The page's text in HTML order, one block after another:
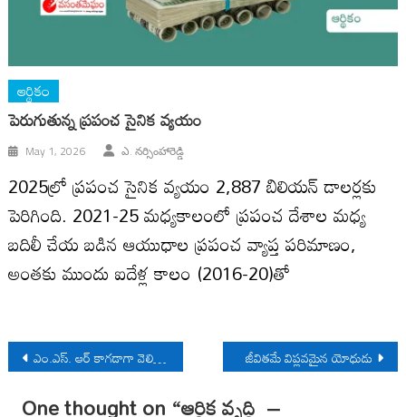
ఆర్థికం
పెరుగుతున్న ప్రపంచ సైనిక వ్యయం
May 1, 2026 ఎ. నర్సింహారెడ్డి
2025ల్రో ప్రపంచ సైనిక వ్యయం 2,887 బిలియన్ డాలర్లకు
పెరిగింది. 2021-25 మధ్యకాలంలో ప్రపంచ దేశాల మధ్య
బదిలీ చేయ బడిన ఆయుధాల ప్రపంచ వ్యాప్త పరిమాణం,
అంతకు ముందు ఐదేళ్ల కాలం (2016-20)తో
Post
navigation
ఎం.ఎస్. ఆర్ కాగడాగా వెలిగిన క్షణం ( పీడిఎఫ్ ) జీవితమే విప్లవమైన యోధుడు
One thought on “ఆర్థిక వృద్ధి –